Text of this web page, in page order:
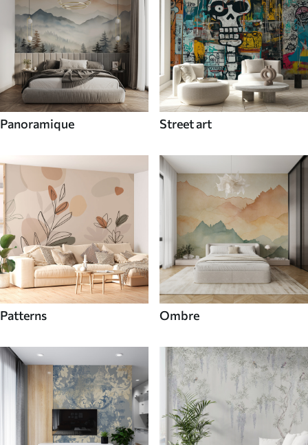
Panoramique Street art
Patterns Ombre